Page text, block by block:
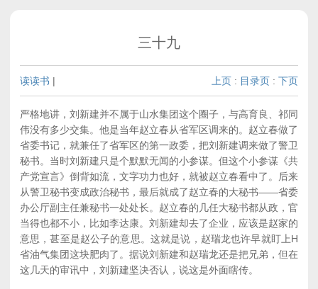
三十九
读读书 | 上页 : 目录页 : 下页
严格地讲，刘新建并不属于山水集团这个圈子，与高育良、祁同
伟没有多少交集。他是当年赵立春从省军区调来的。赵立春做了
省委书记，就兼任了省军区的第一政委，把刘新建调来做了警卫
秘书。当时刘新建只是个默默无闻的小参谋。但这个小参谋《共
产党宣言》倒背如流，文字功力也好，就被赵立春看中了。后来
从警卫秘书变成政治秘书，最后就成了赵立春的大秘书——省委
办公厅副主任兼秘书一处处长。赵立春的几任大秘书都从政，官
当得也都不小，比如李达康。刘新建却去了企业，应该是赵家的
意思，甚至是赵公子的意思。这就是说，赵瑞龙也许早就盯上H
省油气集团这块肥肉了。据说刘新建和赵瑞龙还是把兄弟，但在
这几天的审讯中，刘新建坚决否认，说这是外面瞎传。